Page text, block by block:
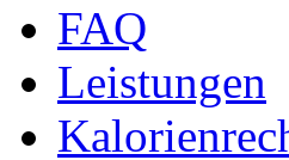
FAQ
Leistungen